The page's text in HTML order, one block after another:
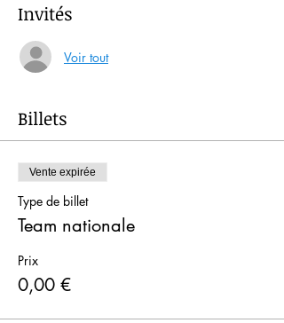
Invités
Voir tout
Billets
Vente expirée
Type de billet
Team nationale
Prix
0,00 €